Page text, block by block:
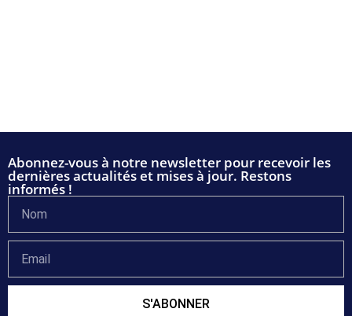
Abonnez-vous à notre newsletter pour recevoir les
dernières actualités et mises à jour. Restons
informés !
S'ABONNER